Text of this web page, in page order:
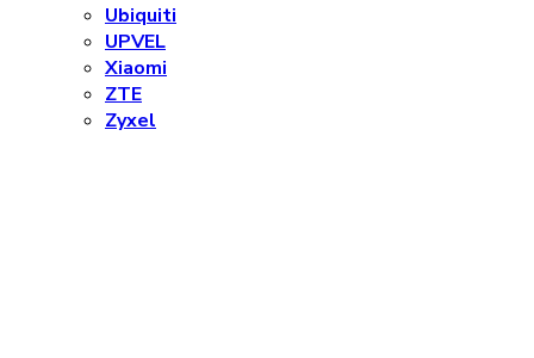
Ubiquiti
UPVEL
Xiaomi
ZTE
Zyxel